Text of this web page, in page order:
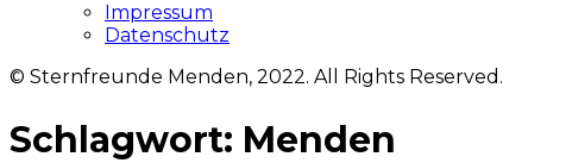
Impressum
Datenschutz
© Sternfreunde Menden, 2022. All Rights Reserved.
Schlagwort: Menden